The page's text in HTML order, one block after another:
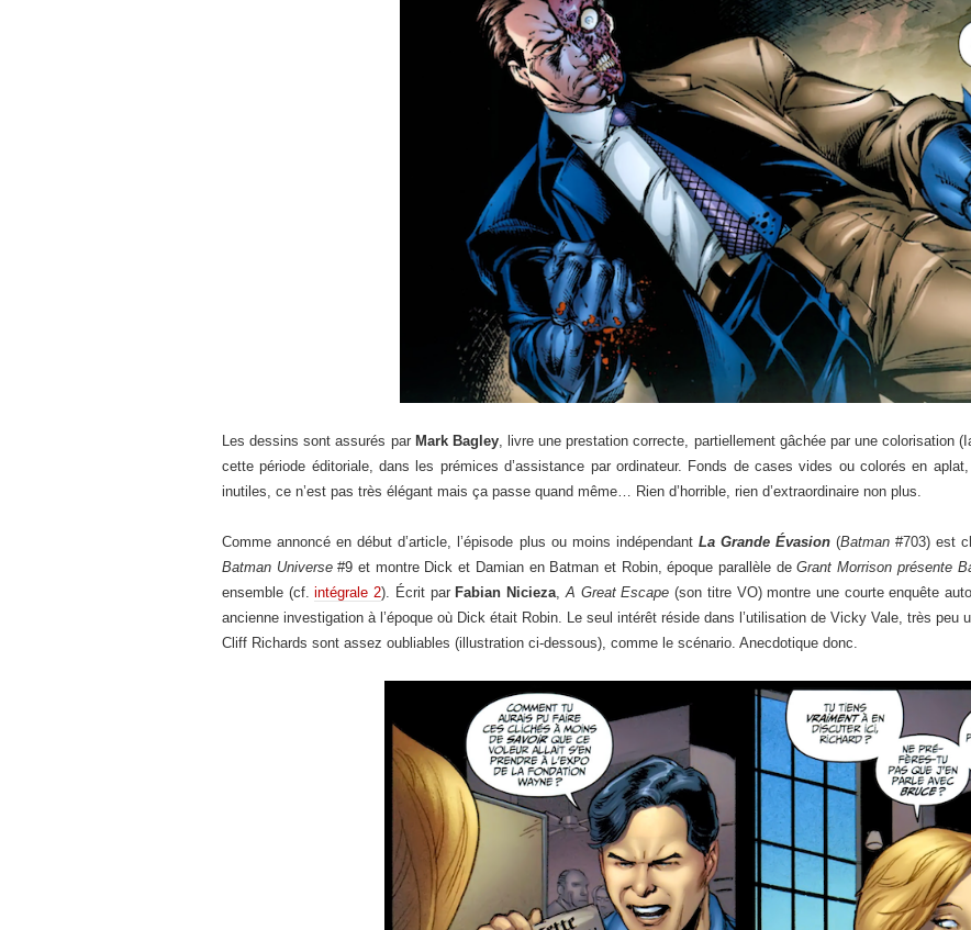
Les dessins sont assurés par Mark Bagley, livre une prestation correcte, partiellement gâchée par une colorisation
cette période éditoriale, dans les prémices d’assistance par ordinateur. Fonds de cases vides ou colorés en
inutiles, ce n’est pas très élégant mais ça passe quand même… Rien d’horrible, rien d’extraordinaire non plus.
Comme annoncé en début d’article, l’épisode plus ou moins indépendant La Grande Évasion (Batman #703) est
Batman Universe#9 et montre Dick et Damian en Batman et Robin, époque parallèle deGrant Morrison présente
ensemble (cf.intégrale 2). Écrit parFabian Nicieza A Great Escape (son titre VO) montre une courte enquête
ancienne investigation à l’époque où Dick était Robin. Le seul intérêt réside dans l’utilisation de Vicky Vale, très
Cliff Richards sont assez oubliables (illustration ci-dessous), comme le scénario. Anecdotique donc.